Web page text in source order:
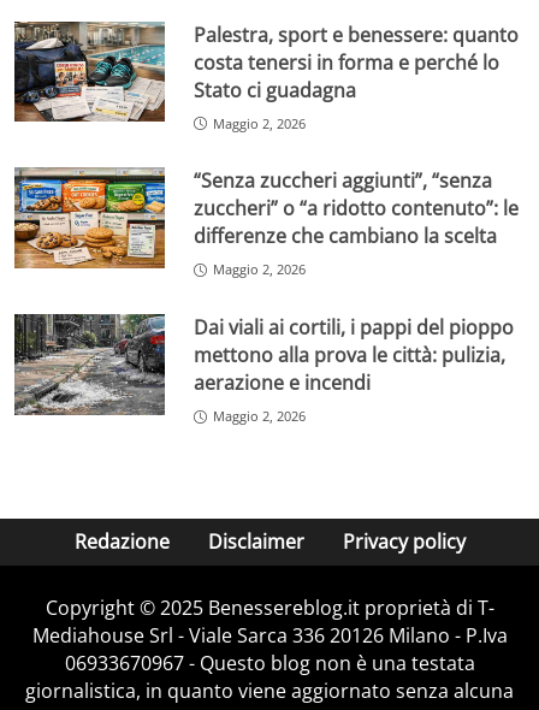
Palestra, sport e benessere: quanto
costa tenersi in forma e perché lo
Stato ci guadagna
Maggio 2, 2026
“Senza zuccheri aggiunti”, “senza
zuccheri” o “a ridotto contenuto”: le
differenze che cambiano la scelta
Maggio 2, 2026
Dai viali ai cortili, i pappi del pioppo
mettono alla prova le città: pulizia,
aerazione e incendi
Maggio 2, 2026
Redazione Disclaimer Privacy policy
Copyright © 2025 Benessereblog.it proprietà di T-
Mediahouse Srl - Viale Sarca 336 20126 Milano - P.Iva
06933670967 - Questo blog non è una testata
giornalistica, in quanto viene aggiornato senza alcuna